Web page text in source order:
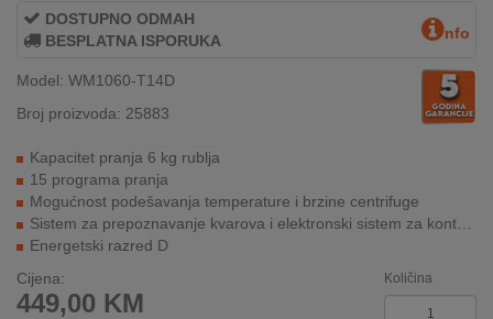
MOJ
NALOG
AKCIJE
NOVO
U
PONUDI
KONTAKT
DOSTUPNO ODMAH
BESPLATNA ISPORUKA
nfo
Model: WM1060-T14D
Broj proizvoda: 25883
Kapacitet pranja 6 kg rublja
15 programa pranja
Mogućnost podešavanja temperature i brzine centrifuge
Sistem za prepoznavanje kvarova i elektronski sistem za kontrolu rada
Energetski razred D
Cijena:
449,00 KM
Količina